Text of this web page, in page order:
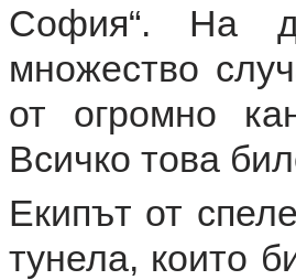
София“. На
множество
от огромно
Всичко това
Екипът от
тунела, които